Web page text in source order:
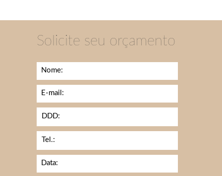
Solicite seu orçamento
Nome:
E-mail:
DDD:
Tel.:
Data: